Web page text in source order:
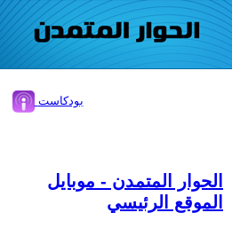
بودكاست
الحوار المتمدن - موبايل
الموقع الرئيسي